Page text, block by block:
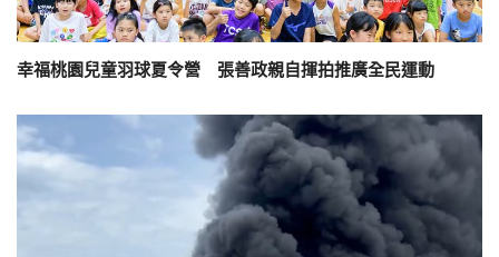
幸福桃園兒童羽球夏令營 張善政親自揮拍推廣全民運動